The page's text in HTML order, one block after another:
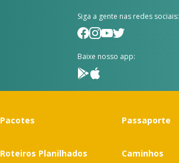
Siga a gente nas redes sociais:
Baixe nosso app:
Pacotes Passaporte
Roteiros Planilhados Caminhos